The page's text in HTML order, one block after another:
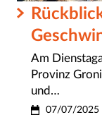
Am
Provinz
und…
07/07/2025